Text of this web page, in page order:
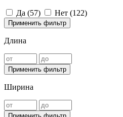
Да (57) Нет (122)
Применить фильтр
Длина
Применить фильтр
Ширина